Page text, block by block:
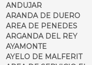
ANDUJAR
ARANDA DE DUERO
AREA DE PENEDES
ARGANDA DEL REY
AYAMONTE
AYELO DE MALFERIT